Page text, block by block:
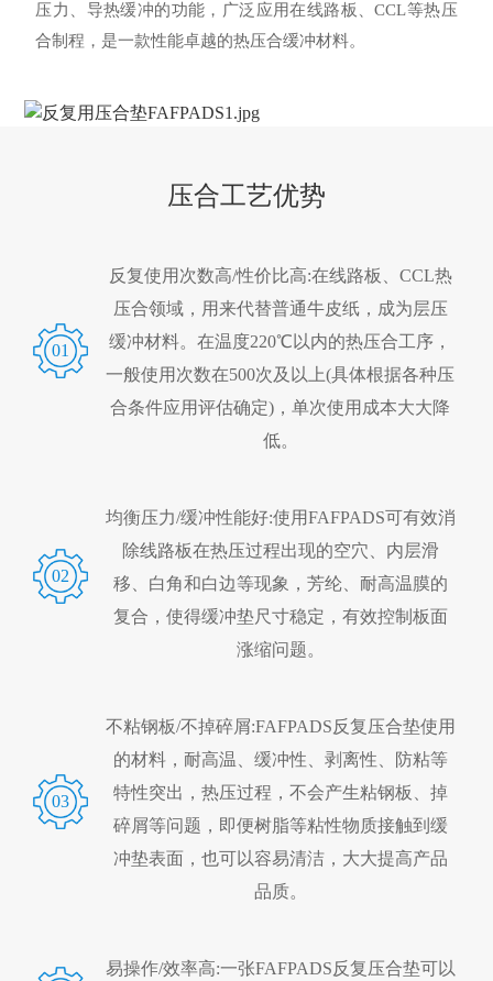
压力、导热缓冲的功能，广泛应用在线路板、CCL等热压
合制程，是一款性能卓越的热压合缓冲材料。
压合工艺优势
01
反复使用次数高/性价比高:在线路板、CCL热
压合领域，用来代替普通牛皮纸，成为层压
缓冲材料。在温度220℃以内的热压合工序，
一般使用次数在500次及以上(具体根据各种压
合条件应用评估确定)，单次使用成本大大降
低。
02
均衡压力/缓冲性能好:使用FAFPADS可有效消
除线路板在热压过程出现的空穴、内层滑
移、白角和白边等现象，芳纶、耐高温膜的
复合，使得缓冲垫尺寸稳定，有效控制板面
涨缩问题。
03
不粘钢板/不掉碎屑:FAFPADS反复压合垫使用
的材料，耐高温、缓冲性、剥离性、防粘等
特性突出，热压过程，不会产生粘钢板、掉
碎屑等问题，即便树脂等粘性物质接触到缓
冲垫表面，也可以容易清洁，大大提高产品
品质。
易操作/效率高:一张FAFPADS反复压合垫可以